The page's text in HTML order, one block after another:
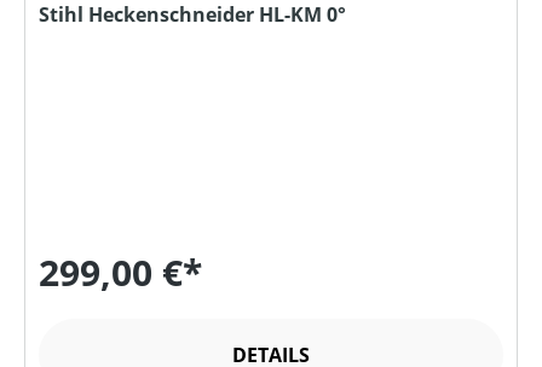
Stihl Heckenschneider HL-KM 0°
299,00 €*
DETAILS